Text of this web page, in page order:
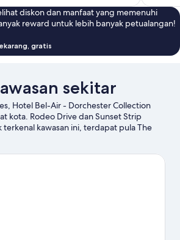
diskon dan manfaat yang memenuhi
reward untuk lebih banyak petualangan!
gratis
sekitar
Hotel Bel-Air - Dorchester Collection
kota. Rodeo Drive dan Sunset Strip
terkenal kawasan ini, terdapat pula The
Santa Monica bagi pengunjung yang
Berkayak dan snorkeling